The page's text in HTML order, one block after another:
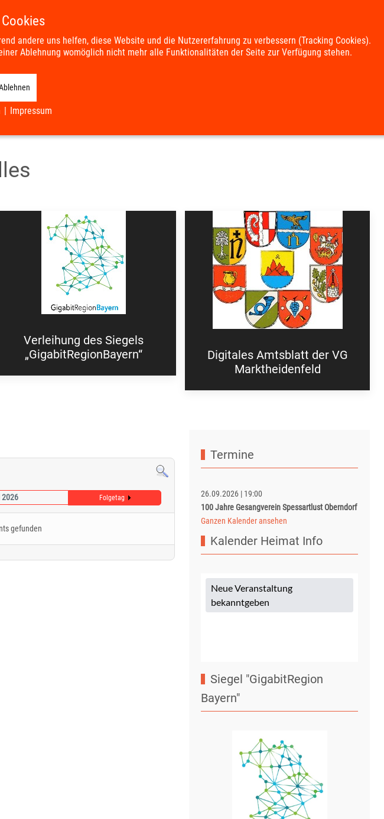
WIRTSCHAFT & ENTWICKLUNG KULTUR & FREIZEIT DOWNLOADS
Verleihung des Siegels
„GigabitRegionBayern“
Digitales Amtsblatt der VG
Marktheidenfeld
2026 Folgetag
gefunden
Termine
26.09.2026 | 19:00
100 Jahre Gesangverein Spessartlust Oberndorf
Ganzen Kalender ansehen
Kalender Heimat Info
Siegel "GigabitRegion
Bayern"
andere uns helfen, diese Website und die Nutzererfahrung zu verbessern (Tracking Cookies).
Ablehnung womöglich nicht mehr alle Funktionalitäten der Seite zur Verfügung stehen.
| Impressum